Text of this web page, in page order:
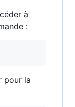
à
:
pour la